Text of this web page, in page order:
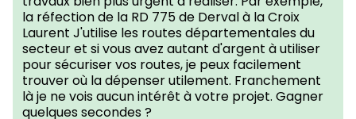
la réfection de la RD 775 de Derval à la Croix
Laurent J'utilise les routes départementales du
secteur et si vous avez autant d'argent à utiliser
pour sécuriser vos routes, je peux facilement
trouver où la dépenser utilement. Franchement
là je ne vois aucun intérêt à votre projet. Gagner
quelques secondes ?